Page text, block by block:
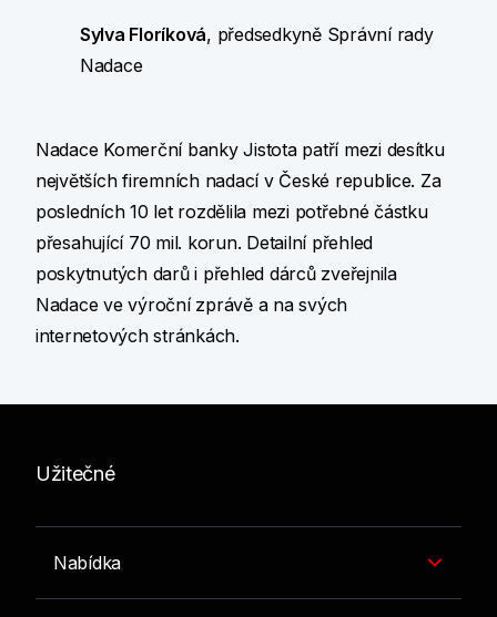
Sylva Floríková, předsedkyně Správní rady
Nadace
Nadace Komerční banky Jistota patří mezi desítku
největších firemních nadací v České republice. Za
posledních 10 let rozdělila mezi potřebné částku
přesahující 70 mil. korun. Detailní přehled
poskytnutých darů i přehled dárců zveřejnila
Nadace ve výroční zprávě a na svých
internetových stránkách.
Užitečné
Nabídka